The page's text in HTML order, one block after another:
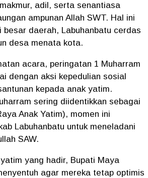
adil, serta senantiasa
ampunan Allah SWT. Hal ini
daerah, Labuhanbatu cerdas
desa menata kota.
acara, peringatan 1 Muharram
dengan aksi kepedulian sosial
kepada anak yatim.
sering diidentikkan sebagai
Anak Yatim), momen ini
Labuhanbatu untuk meneladani
SAW.
yang hadir, Bupati Maya
agar mereka tetap optimis